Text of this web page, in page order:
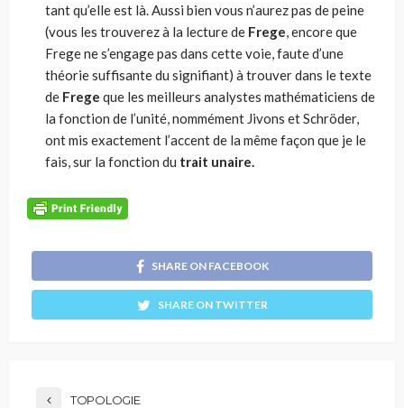
tant qu’elle est là. Aussi bien vous n’aurez pas de peine
(vous les trouverez à la lecture de Frege, encore que
Frege ne s’engage pas dans cette voie, faute d’une
théorie suffisante du signifiant) à trouver dans le texte
de Frege que les meilleurs analystes mathématiciens de
la fonction de l’unité, nommément Jivons et Schröder,
ont mis exactement l’accent de la même façon que je le
fais, sur la fonction du trait unaire.
SHARE ON FACEBOOK
SHARE ON TWITTER
TOPOLOGIE